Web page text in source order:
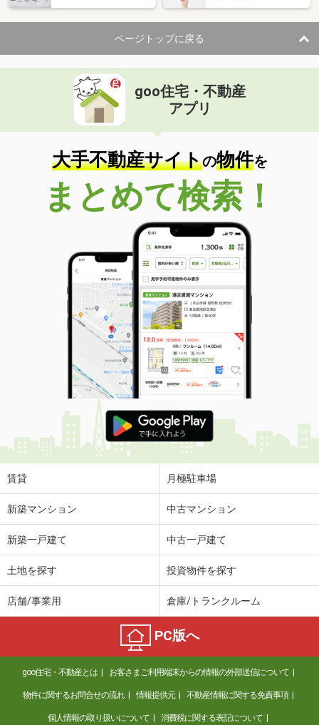
ページトップに戻る
goo住宅・不動産
アプリ
大手不動産サイトの物件を
まとめて検索！
賃貸 月極駐車場
新築マンション 中古マンション
新築一戸建て 中古一戸建て
土地を探す 投資物件を探す
店舗/事業用 倉庫/トランクルーム
PC版へ
goo住宅・不動産とは お客さまご利用端末からの情報の外部送信について
物件に関するお問合せの流れ 情報提供元 不動産情報に関する免責事項
個人情報の取り扱いについて 消費税に関する表記について